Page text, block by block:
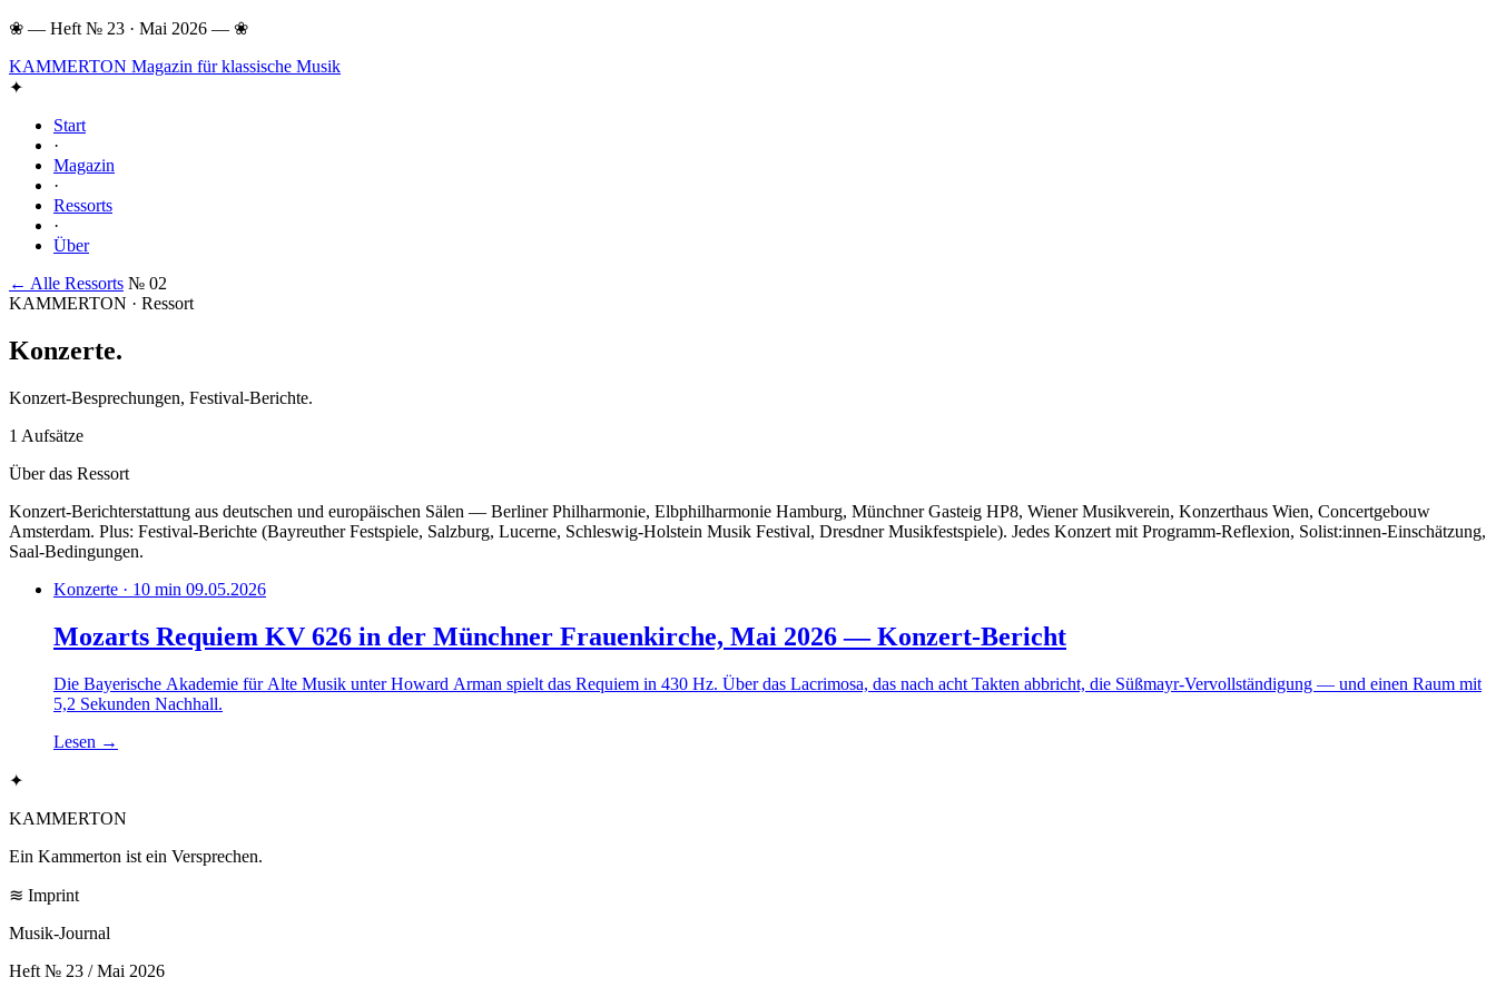
❀ — Heft № 23 · Mai 2026 — ❀
KAMMERTON Magazin für klassische Musik
✦
Start
·
Magazin
·
Ressorts
·
Über
← Alle Ressorts № 02
KAMMERTON · Ressort
Konzerte.
Konzert-Besprechungen, Festival-Berichte.
1 Aufsätze
Über das Ressort
Konzert-Berichterstattung aus deutschen und europäischen Sälen — Berliner Philharmonie, Elbphilharmonie Hamburg, Münchner Gasteig HP8, Wiener Musikverein, Konzerthaus Wien, Concertgebouw
Amsterdam. Plus: Festival-Berichte (Bayreuther Festspiele, Salzburg, Lucerne, Schleswig-Holstein Musik Festival, Dresdner Musikfestspiele). Jedes Konzert mit Programm-Reflexion, Solist:innen-Einschätzung,
Saal-Bedingungen.
Konzerte · 10 min 09.05.2026
Mozarts Requiem KV 626 in der Münchner Frauenkirche, Mai 2026 — Konzert-Bericht
Die Bayerische Akademie für Alte Musik unter Howard Arman spielt das Requiem in 430 Hz. Über das Lacrimosa, das nach acht Takten abbricht, die Süßmayr-Vervollständigung — und einen Raum mit
5,2 Sekunden Nachhall.
Lesen →
✦
KAMMERTON
Ein Kammerton ist ein Versprechen.
≋ Imprint
Musik-Journal
Heft № 23 / Mai 2026